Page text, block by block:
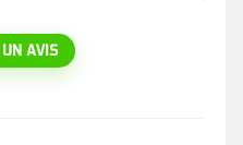
AVIS